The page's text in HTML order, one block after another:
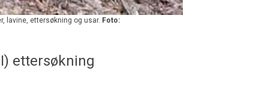
lavine, ettersøkning og usar. Foto:
ettersøkning